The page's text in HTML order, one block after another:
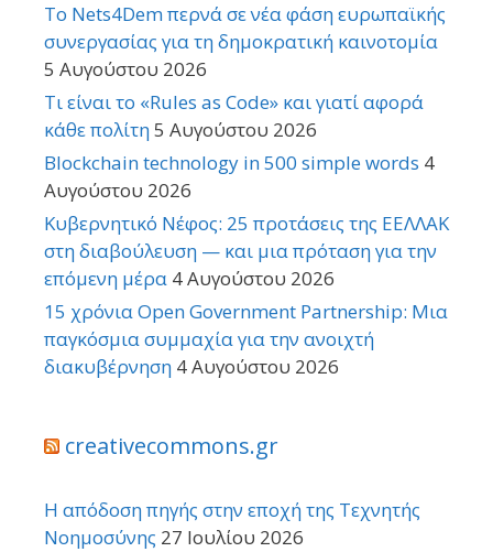
Το Nets4Dem περνά σε νέα φάση ευρωπαϊκής
συνεργασίας για τη δημοκρατική καινοτομία
5 Αυγούστου 2026
Τι είναι το «Rules as Code» και γιατί αφορά
κάθε πολίτη5 Αυγούστου 2026
Blockchain technology in 500 simple words 4
Αυγούστου 2026
Κυβερνητικό Νέφος: 25 προτάσεις της ΕΕΛΛΑΚ
στη διαβούλευση — και μια πρόταση για την
επόμενη μέρα 4 Αυγούστου 2026
15 χρόνια Open Government Partnership: Μια
παγκόσμια συμμαχία για την ανοιχτή
διακυβέρνηση 4 Αυγούστου 2026
creativecommons.gr
Η απόδοση πηγής στην εποχή της Τεχνητής
Νοημοσύνης 27 Ιουλίου 2026